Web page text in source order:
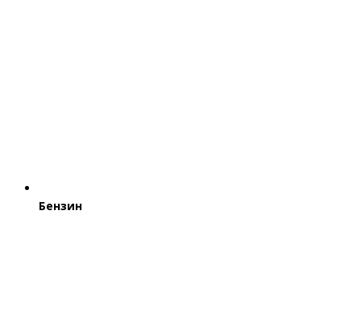
Бензин